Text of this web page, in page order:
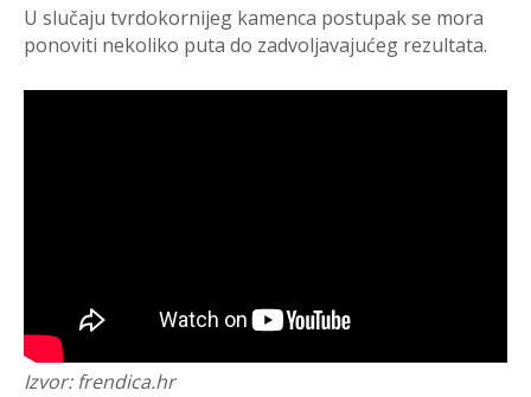
U slučaju tvrdokornijeg kamenca postupak se mora
ponoviti nekoliko puta do zadvoljavajućeg rezultata.
Izvor: frendica.hr